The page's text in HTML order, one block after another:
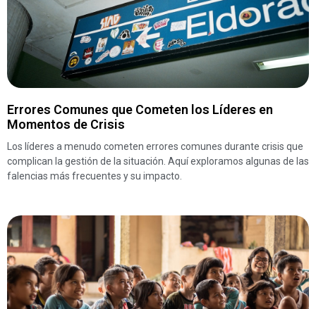
Errores Comunes que Cometen los Líderes en
Momentos de Crisis
Los líderes a menudo cometen errores comunes durante crisis que
complican la gestión de la situación. Aquí exploramos algunas de las
falencias más frecuentes y su impacto.